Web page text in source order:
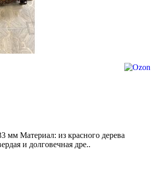
мм Материал: из красного дерева
и долговечная дре..